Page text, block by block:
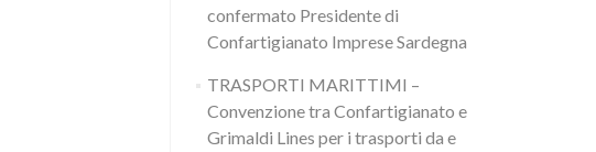
confermato Presidente di
Confartigianato Imprese Sardegna
TRASPORTI MARITTIMI –
Convenzione tra Confartigianato e
Grimaldi Lines per i trasporti da e